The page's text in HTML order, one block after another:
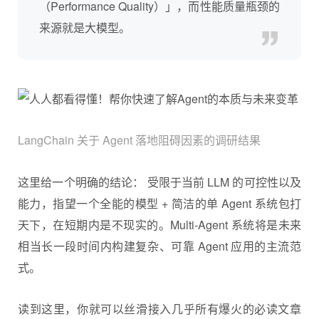
（Performance Quality）」，而性能质量瓶颈的
来源就是大模型。
LangChain 关于 Agent 落地阻碍因素的调研结果
这里给一个明确的结论： 受限于当前 LLM 的可控性以及
能力，指望一个全能的模型 + 简洁的单 Agent 系统包打
天下，在短期内是不现实的。Multi-Agent 系统将是未来
相当长一段时间内构建复杂、可靠 Agent 应用的主流范
式。
读到这里，你就可以丝滑接入几乎所有爆火的必读文章